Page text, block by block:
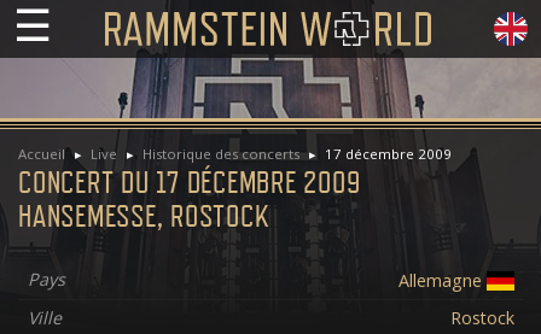
☰
Accueil Live Historique des concerts 17 décembre 2009
CONCERT DU 17 DÉCEMBRE 2009
HANSEMESSE, ROSTOCK
Pays
Allemagne
Ville
Rostock